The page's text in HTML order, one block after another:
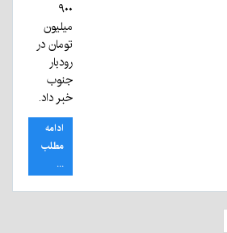
۹۰۰
میلیون
تومان در
رودبار
جنوب
خبر داد.
ادامه
مطلب
...